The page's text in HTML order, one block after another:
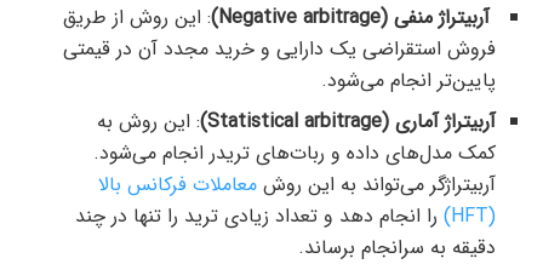
آربیتراژ منفی (Negative arbitrage)
: این روش از طریق
فروش استقراضی یک دارایی و خرید مجدد آن در قیمتی
پایین‌تر انجام می‌شود.
آربیتراژ آماری (Statistical arbitrage)
: این روش به
کمک مدل‌های داده و ربات‌های تریدر انجام می‌شود.
آربیتراژگر می‌تواند به این روش معاملات فرکانس بالا
(HFT)
را انجام دهد و تعداد زیادی ترید را تنها در چند
دقیقه به سرانجام برساند.